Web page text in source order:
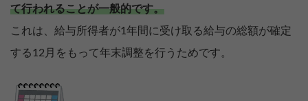
て行われることが一般的です。
これは、給与所得者が1年間に受け取る給与の総額が確定
する12月をもって年末調整を行うためです。